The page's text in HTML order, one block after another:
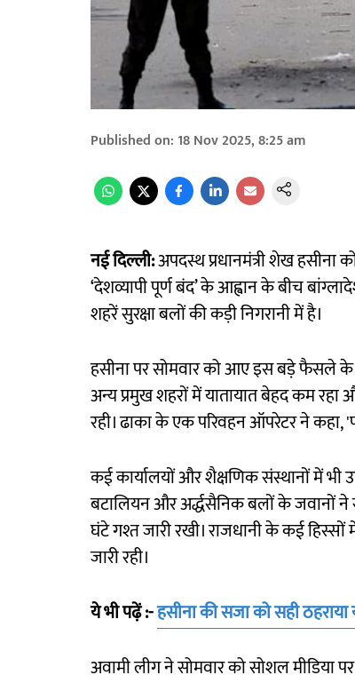
Published on: 18 Nov 2025, 8:25 am
नई दिल्ली:अपदस्थ प्रधानमंत्री शेख हसीना
‘देशव्यापी पूर्ण बंद’ के आह्वान के बीच
शहरें सुरक्षा बलों की कड़ी निगरानी में है।
हसीना पर सोमवार को आए इस बड़े फैसले के
अन्य प्रमुख शहरों में यातायात बेहद कम
रही। ढाका के एक परिवहन ऑपरेटर ने कहा,
कई कार्यालयों और शैक्षणिक संस्थानों में भी
बटालियन और अर्द्धसैनिक बलों के जवानों ने
घंटे गश्त जारी रखी। राजधानी के कई हिस्सों
जारी रही।
ये भी पढ़ें :-हसीना की सजा को सही
अवामी लीग ने सोमवार को सोशल मीडिया